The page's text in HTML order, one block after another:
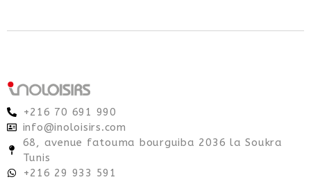
+216 70 691 990
info@inoloisirs.com
68, avenue fatouma bourguiba 2036 la Soukra
Tunis
+216 29 933 591